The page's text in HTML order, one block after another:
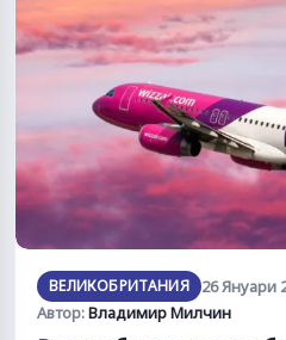
ВЕЛИКОБРИТАНИЯ
26 Януари
Автор:Владимир Милчин